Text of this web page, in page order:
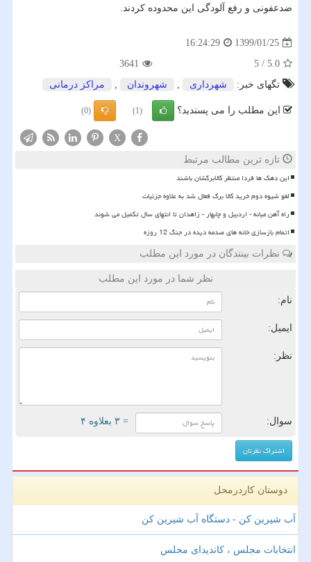
ضدعفونی و رفع آلودگی این محدوده كردند.
1399/01/25
16:24:29
5.0
/
5
3641
تگهای خبر:
شهرداری , شهروندان , مراكز درمانی
این مطلب را می پسندید؟ (1)
(0)
X
تازه ترین مطالب مرتبط
این دهک ها فردا منتظر کالابرگشان باشند
لغو شیوه دوم خرید کالا برگ فعال شد به علاوه جزئیات
راه آهن میانه - اردبیل و چابهار - زاهدان تا انتهای سال تکمیل می شوند
اتمام بازسازی خانه های صدمه دیده در جنگ 12 روزه
نظرات بینندگان در مورد این مطلب
نظر شما در مورد این مطلب
نام:
ایمیل:
نظر:
سوال: = ۳ بعلاوه ۴
دوستان کاردرمحل
آب شیرین کن - دستگاه آب شیرین کن
انتخابات مجلس ، کاندیدای مجلس